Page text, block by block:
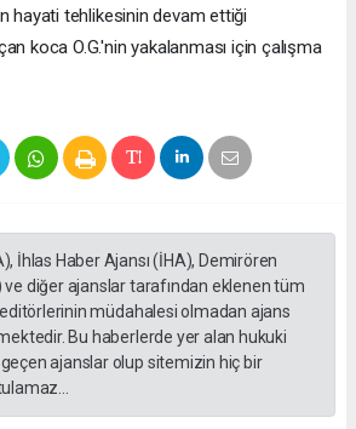
hayati tehlikesinin devam ettiği
koca O.G.'nin yakalanması için çalışma
İhlas Haber Ajansı (İHA), Demirören
ve diğer ajanslar tarafından eklenen tüm
müdahalesi olmadan ajans
Bu haberlerde yer alan hukuki
ajanslar olup sitemizin hiç bir